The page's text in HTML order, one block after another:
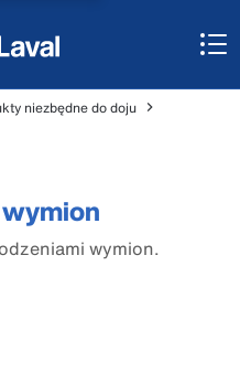
niezbędne do doju
wymion.